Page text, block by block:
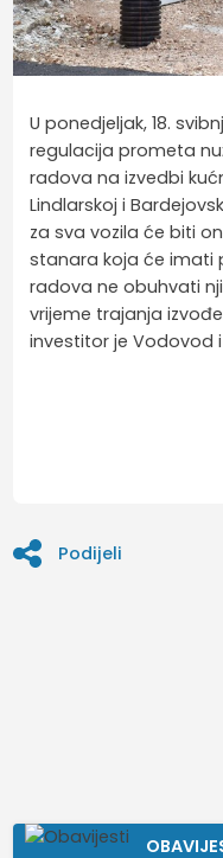
U ponedjeljak, 18.
regulacija prometa
radova na izvedbi
Lindlarskoj i
za sva vozila će biti
stanara koja će imati
radova ne obuhvati
vrijeme trajanja
investitor je Vodovod
Podijeli